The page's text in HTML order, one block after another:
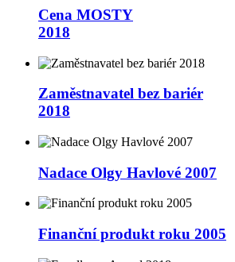
Cena MOSTY
2018
Zaměstnavatel bez bariér
2018
Nadace Olgy Havlové 2007
Finanční produkt roku 2005